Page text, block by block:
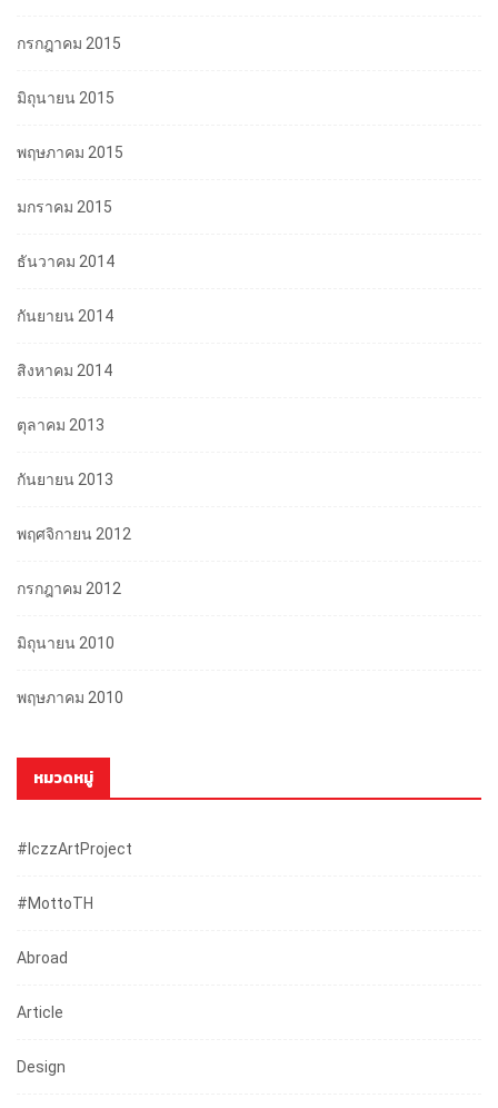
กรกฎาคม 2015
มิถุนายน 2015
พฤษภาคม 2015
มกราคม 2015
ธันวาคม 2014
กันยายน 2014
สิงหาคม 2014
ตุลาคม 2013
กันยายน 2013
พฤศจิกายน 2012
กรกฎาคม 2012
มิถุนายน 2010
พฤษภาคม 2010
หมวดหมู่
#iczzArtProject
#mottoTH
Abroad
Article
Design